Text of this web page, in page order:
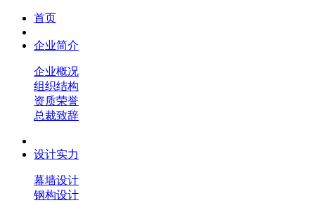
首页
企业简介
企业概况
组织结构
资质荣誉
总裁致辞
设计实力
幕墙设计
钢构设计